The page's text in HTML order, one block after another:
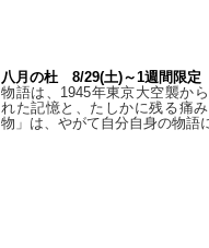
八月の杜 8/29(土)～1週間限定
物語は、1945年東京大空襲か
れた記憶と、たしかに残る痛
物」は、やがて自分自身の物語